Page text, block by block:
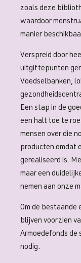
zoals deze
waardoor
manier
Verspreid door
uitgiftepunten
Voedselbanken,
Een stap in de
een halt toe te
mensen over die
producten omdat
gerealiseerd is.
maar een
nemen aan onze
Om de bestaande
blijven voorzien
Armoedefonds de
nodig.